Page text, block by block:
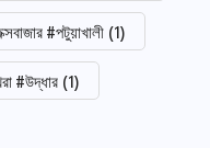
#পটুয়াখালী (1)
#উদ্ধার (1)